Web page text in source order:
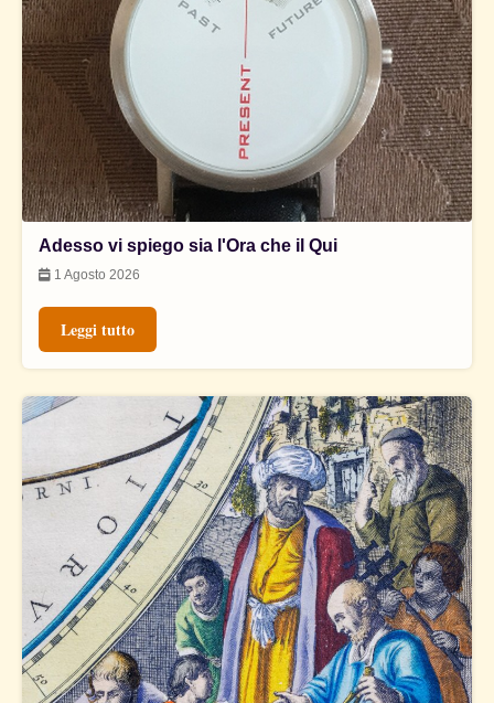
Adesso vi spiego sia l'Ora che il Qui
1 Agosto 2026
Leggi tutto